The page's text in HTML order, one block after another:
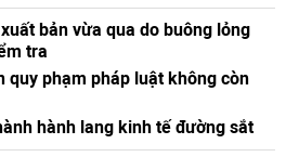
bản vừa qua do buông lỏng
tra
quy phạm pháp luật không còn
hành lang kinh tế đường sắt